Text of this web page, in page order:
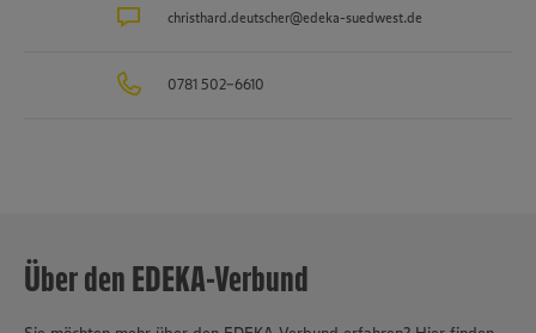
christhard.deutscher@edeka-suedwest.de
0781 502-6610
Über den EDEKA-Verbund